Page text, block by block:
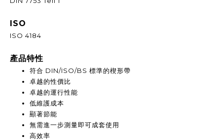
ISO
ISO 4184
產品特性
符合 DIN/ISO/BS 標準的楔形帶
卓越的性價比
卓越的運行性能
低維護成本
顯著節能
無需進一步測量即可成套使用
高效率